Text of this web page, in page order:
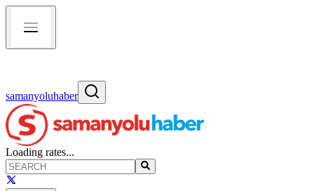
samanyoluhaber
Loading rates...